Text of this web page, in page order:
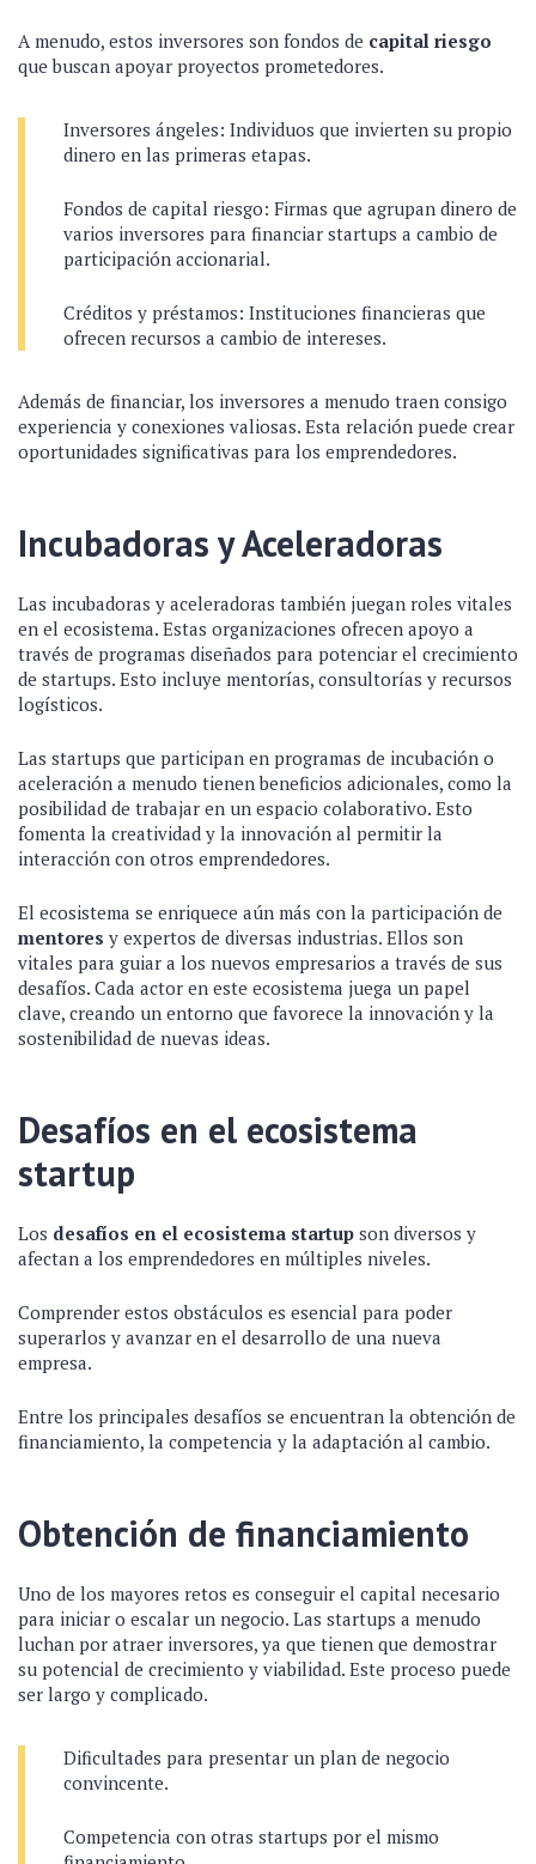
A menudo, estos inversores son fondos de capital riesgo
que buscan apoyar proyectos prometedores.
Inversores ángeles: Individuos que invierten su propio
dinero en las primeras etapas.
Fondos de capital riesgo: Firmas que agrupan dinero de
varios inversores para financiar startups a cambio de
participación accionarial.
Créditos y préstamos: Instituciones financieras que
ofrecen recursos a cambio de intereses.
Además de financiar, los inversores a menudo traen consigo
experiencia y conexiones valiosas. Esta relación puede crear
oportunidades significativas para los emprendedores.
Incubadoras y Aceleradoras
Las incubadoras y aceleradoras también juegan roles vitales
en el ecosistema. Estas organizaciones ofrecen apoyo a
través de programas diseñados para potenciar el crecimiento
de startups. Esto incluye mentorías, consultorías y recursos
logísticos.
Las startups que participan en programas de incubación o
aceleración a menudo tienen beneficios adicionales, como la
posibilidad de trabajar en un espacio colaborativo. Esto
fomenta la creatividad y la innovación al permitir la
interacción con otros emprendedores.
El ecosistema se enriquece aún más con la participación de
mentores y expertos de diversas industrias. Ellos son
vitales para guiar a los nuevos empresarios a través de sus
desafíos. Cada actor en este ecosistema juega un papel
clave, creando un entorno que favorece la innovación y la
sostenibilidad de nuevas ideas.
Desafíos en el ecosistema
startup
Los desafíos en el ecosistema startup son diversos y
afectan a los emprendedores en múltiples niveles.
Comprender estos obstáculos es esencial para poder
superarlos y avanzar en el desarrollo de una nueva
empresa.
Entre los principales desafíos se encuentran la obtención de
financiamiento, la competencia y la adaptación al cambio.
Obtención de financiamiento
Uno de los mayores retos es conseguir el capital necesario
para iniciar o escalar un negocio. Las startups a menudo
luchan por atraer inversores, ya que tienen que demostrar
su potencial de crecimiento y viabilidad. Este proceso puede
ser largo y complicado.
Dificultades para presentar un plan de negocio
convincente.
Competencia con otras startups por el mismo